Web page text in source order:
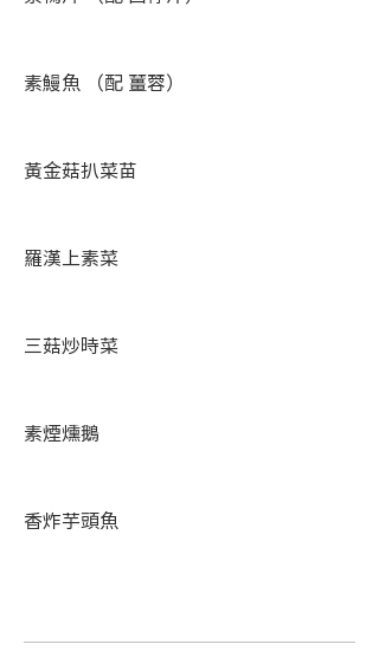
素鰻魚 （配 薑蓉）
黃金菇扒菜苗
羅漢上素菜
三菇炒時菜
素煙燻鵝
香炸芋頭魚